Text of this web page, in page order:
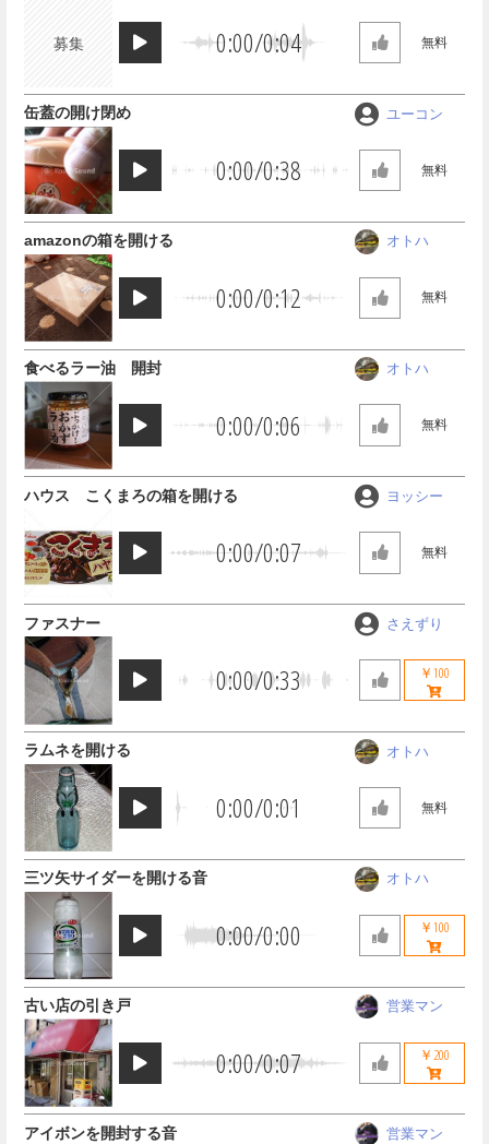
募集 0:00/0:04 無料
0:00/0:38
缶蓋の開け閉め ユーコン
無料
0:00/0:12
amazonの箱を開ける オトハ
無料
0:00/0:06
食べるラー油 開封 オトハ
無料
0:00/0:07
ハウス こくまろの箱を開ける ヨッシー
無料
0:00/0:33
ファスナー さえずり
￥100
0:00/0:01
ラムネを開ける オトハ
無料
0:00/0:00
三ツ矢サイダーを開ける音 オトハ
￥100
0:00/0:07
古い店の引き戸 営業マン
￥200
アイボンを開封する音 営業マン